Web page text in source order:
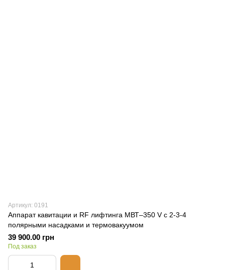
Артикул: 0191
Аппарат кавитации и RF лифтинга МВТ–350 V с 2-3-4
полярными насадками и термовакуумом
39 900.00 грн
Под заказ